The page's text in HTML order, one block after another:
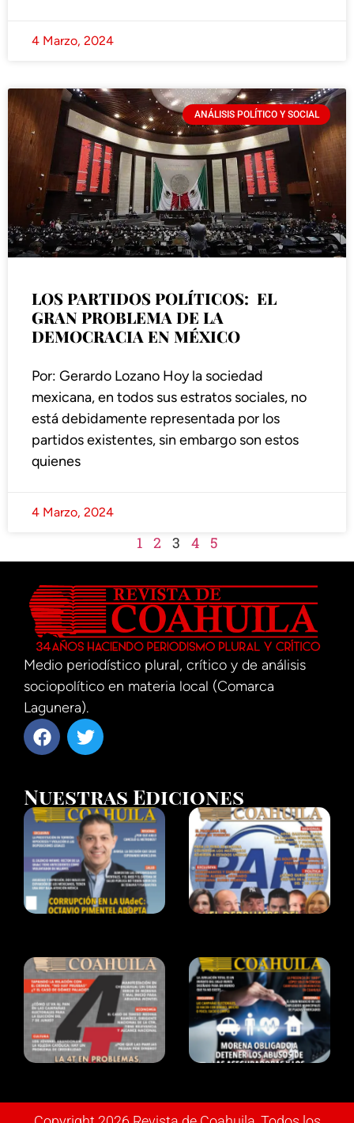
4 Marzo, 2024
ANÁLISIS POLÍTICO Y SOCIAL
LOS PARTIDOS POLÍTICOS: EL
GRAN PROBLEMA DE LA
DEMOCRACIA EN MÉXICO
Por: Gerardo Lozano Hoy la sociedad
mexicana, en todos sus estratos sociales, no
está debidamente representada por los
partidos existentes, sin embargo son estos
quienes
4 Marzo, 2024
1 2 3 4 5
Medio periodístico plural, crítico y de análisis
sociopolítico en materia local (Comarca
Lagunera).
Nuestras Ediciones